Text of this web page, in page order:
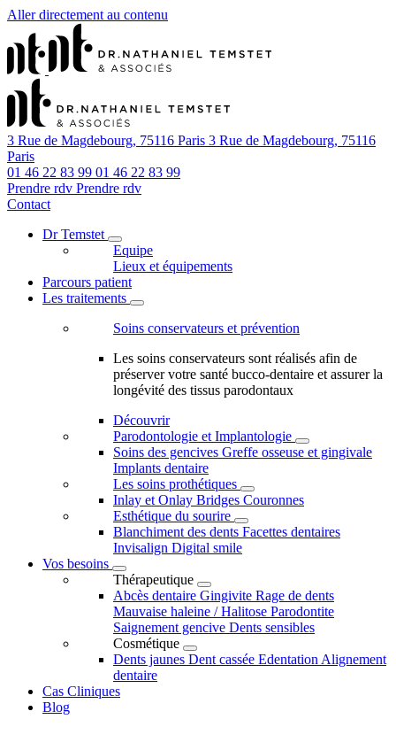
Aller directement au contenu
3 Rue de Magdebourg, 75116 Paris 3 Rue de Magdebourg, 75116
Paris
01 46 22 83 99 01 46 22 83 99
Prendre rdv Prendre rdv
Contact
Dr Temstet
Equipe
Lieux et équipements
Parcours patient
Les traitements
Soins conservateurs et prévention
Les soins conservateurs sont réalisés afin de
préserver votre santé bucco-dentaire et assurer la
longévité des tissus parodontaux
Découvrir
Parodontologie et Implantologie
Soins des gencives Greffe osseuse et gingivale
Implants dentaire
Les soins prothétiques
Inlay et Onlay Bridges Couronnes
Esthétique du sourire
Blanchiment des dents Facettes dentaires
Invisalign Digital smile
Vos besoins
Thérapeutique
Abcès dentaire Gingivite Rage de dents
Mauvaise haleine / Halitose Parodontite
Saignement gencive Dents sensibles
Cosmétique
Dents jaunes Dent cassée Edentation Alignement
dentaire
Cas Cliniques
Blog